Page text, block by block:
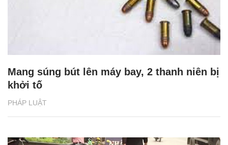
PHÁP LUẬT
Mang súng bút lên máy bay, 2 thanh niên bị
khởi tố